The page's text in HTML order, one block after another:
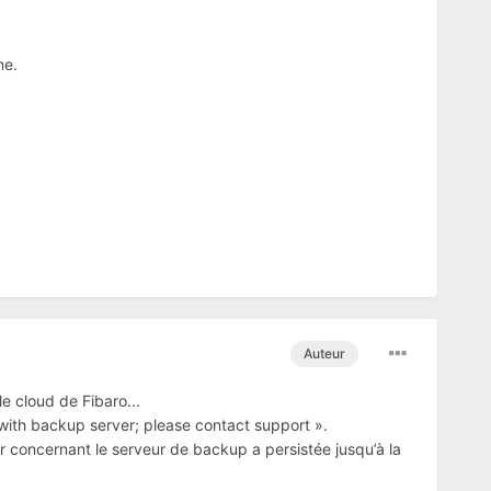
Auteur
cloud de Fibaro...
backup server; please contact support ».
le serveur de backup a persistée jusqu’à la